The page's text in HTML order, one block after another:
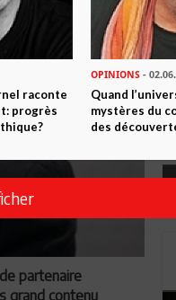
partenaire
grand contenu
raconte
progrès
OPINIONS-
Quand
mystères du
des